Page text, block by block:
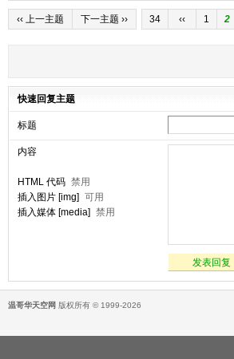
‹‹ 上一主题 下一主题 ›› 34 ‹‹ 1 2
快速回复主题
标题
内容
HTML 代码 禁用
插入图片 [img] 可用
插入媒体 [media] 禁用
发表回复
温哥华天空网 版权所有 © 1999-2026